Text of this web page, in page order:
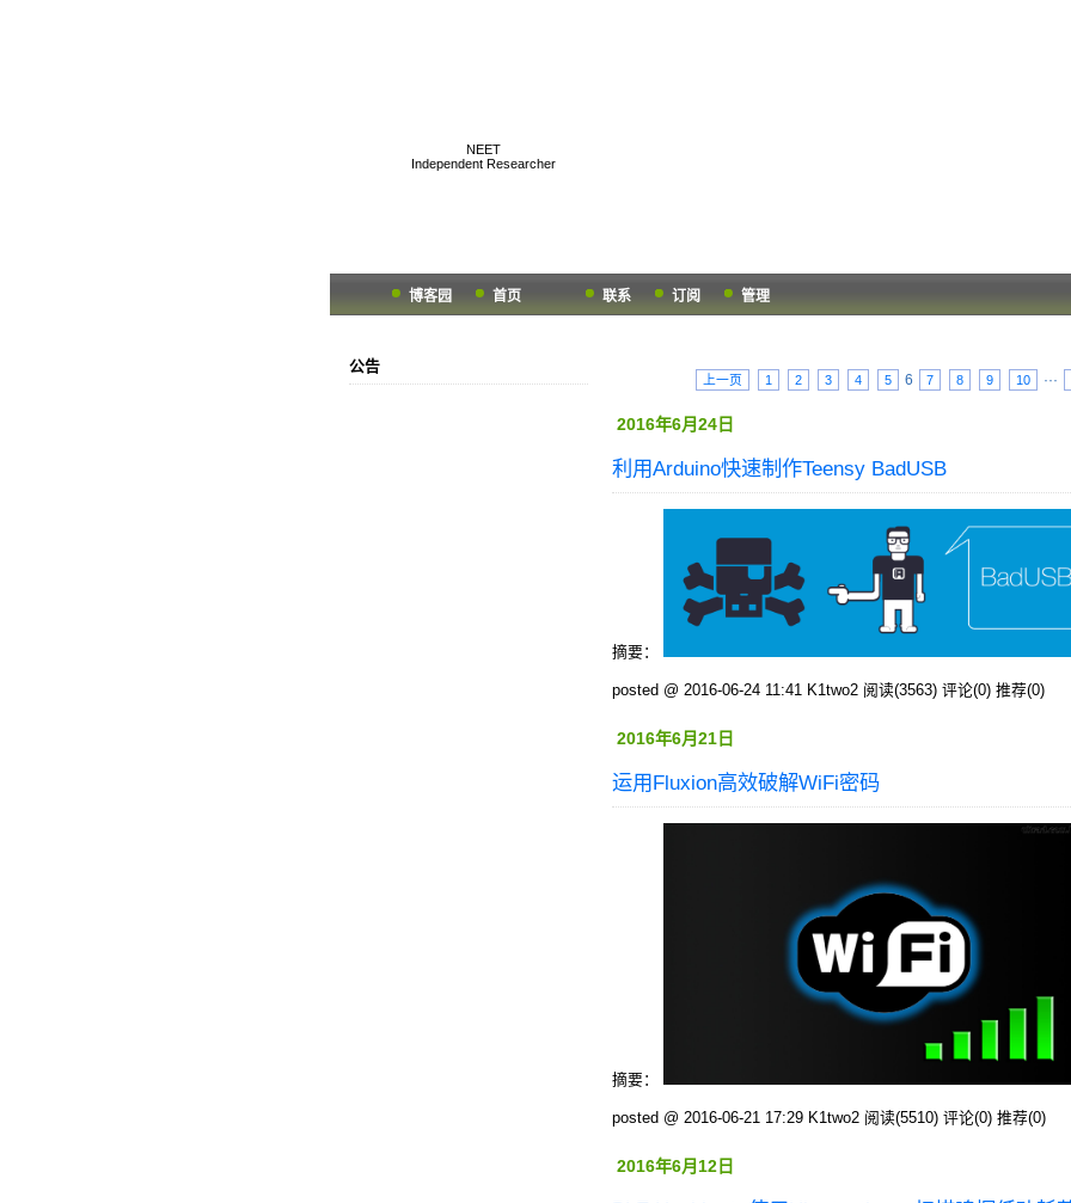
NEET
Independent Researcher
博客园 首页 联系 订阅 管理
公告
上一页 1 2 3 4 5 6 7 8 9 10 ···
2016年6月24日
利用Arduino快速制作Teensy BadUSB
摘要：
posted @ 2016-06-24 11:41 K1two2 阅读(3563) 评论(0) 推荐(0)
2016年6月21日
运用Fluxion高效破解WiFi密码
摘要：
posted @ 2016-06-21 17:29 K1two2 阅读(5510) 评论(0) 推荐(0)
2016年6月12日